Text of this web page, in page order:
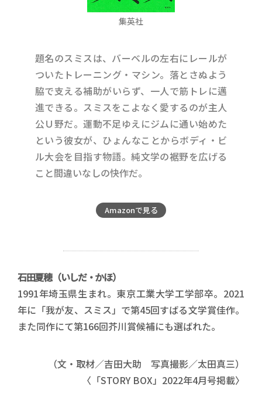
集英社
題名のスミスは、バーベルの左右にレールが
ついたトレーニング・マシン。落とさぬよう
脇で支える補助がいらず、一人で筋トレに邁
進できる。スミスをこよなく愛するのが主人
公Ｕ野だ。運動不足ゆえにジムに通い始めた
という彼女が、ひょんなことからボディ・ビ
ル大会を目指す物語。純文学の裾野を広げる
こと間違いなしの快作だ。
Amazonで見る
石田夏穂（いしだ・かほ）
1991年埼玉県生まれ。東京工業大学工学部卒。2021
年に「我が友、スミス」で第45回すばる文学賞佳作。
また同作にて第166回芥川賞候補にも選ばれた。
（文・取材／吉田大助 写真撮影／太田真三）
〈「STORY BOX」2022年4月号掲載〉